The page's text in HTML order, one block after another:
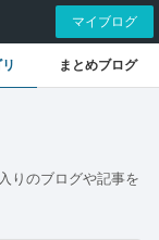
マイブログ
まとめブログ
りのブログや記事を